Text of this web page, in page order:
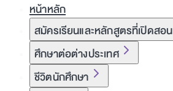
หน้าหลัก
สมัครเรียนและหลักสูตรที่เปิดสอน
ศึกษาต่อต่างประเทศ
ชีวิตนักศึกษา